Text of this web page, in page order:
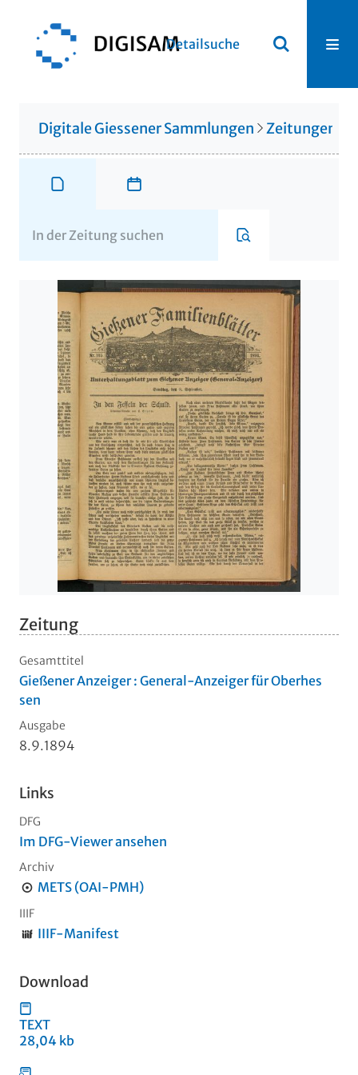
Detailsuche
Digitale Giessener Sammlungen Zeitungen
Zeitung
Gesamttitel
Gießener Anzeiger : General-Anzeiger für Oberhes
sen
Ausgabe
8.9.1894
Links
DFG
Im DFG-Viewer ansehen
Archiv
METS (OAI-PMH)
IIIF
IIIF-Manifest
Download
TEXT
28,04 kb